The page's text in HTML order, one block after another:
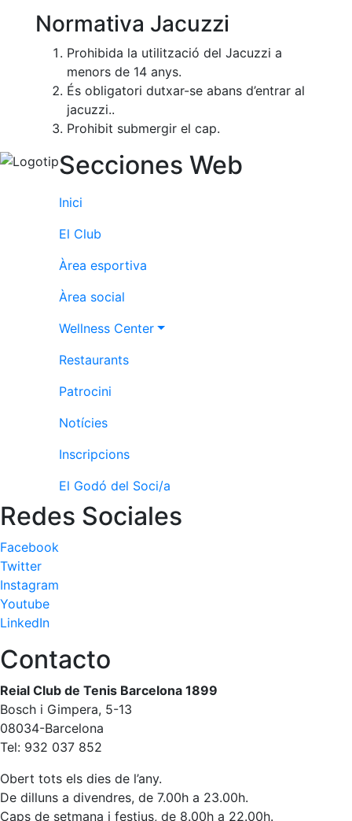
Normativa Jacuzzi
Prohibida la utilització del Jacuzzi a
menors de 14 anys.
És obligatori dutxar-se abans d’entrar al
jacuzzi..
Prohibit submergir el cap.
Secciones Web
Inici
El Club
Àrea esportiva
Àrea social
Wellness Center
Restaurants
Patrocini
Notícies
Inscripcions
El Godó del Soci/a
Redes Sociales
Facebook
Twitter
Instagram
Youtube
LinkedIn
Contacto
Reial Club de Tenis Barcelona 1899
Bosch i Gimpera, 5-13
08034-Barcelona
Tel: 932 037 852
Obert tots els dies de l’any.
De dilluns a divendres, de 7.00h a 23.00h.
Caps de setmana i festius, de 8.00h a 22.00h.